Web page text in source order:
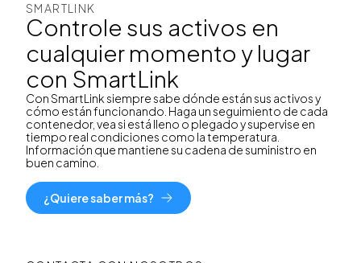
SMARTLINK
Controle sus activos en
cualquier momento y lugar
con SmartLink
Con SmartLink siempre sabe dónde están sus activos y
cómo están funcionando. Haga un seguimiento de cada
contenedor, vea si está lleno o plegado y supervise en
tiempo real condiciones como la temperatura.
Información que mantiene su cadena de suministro en
buen camino.
¿Quiere saber más?